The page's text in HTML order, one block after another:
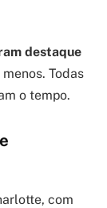
destaque
Todas
o tempo.
com